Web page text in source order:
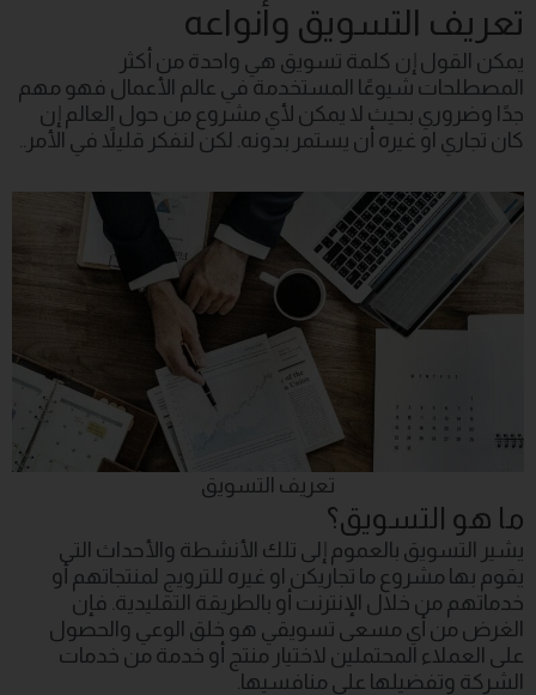
تعريف التسويق وأنواعه
يمكن القول إن كلمة تسويق هي واحدة من أكثر
المصطلحات شيوعًا المستخدمة في عالم الأعمال فهو مهم
جدًا وضروري بحيث لا يمكن لأي مشروع من حول العالم إن
كان تجاري او غيره أن يستمر بدونه. لكن لنفكر قليلاً في الأمر..
تعريف التسويق
ما هو التسويق؟
يشير التسويق بالعموم إلى تلك الأنشطة والأحداث التي
يقوم بها مشروع ما تجاريكن او غيره للترويج لمنتجاتهم أو
خدماتهم من خلال الإنترنت أو بالطريقة التقليدية. فإن
الغرض من أي مسعى تسويقي هو خلق الوعي والحصول
على العملاء المحتملين لاختيار منتج أو خدمة من خدمات
الشركة وتفضيلها على منافسيها.